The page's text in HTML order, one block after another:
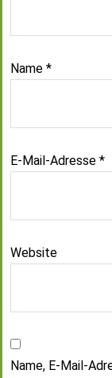
Name *
E-Mail-Adresse *
Website
Name, E-Mail-